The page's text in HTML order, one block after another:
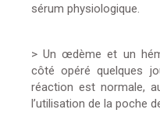
sérum physiologique.
> Un œdème et un
côté opéré quelques
réaction est normale,
l’utilisation de la poche